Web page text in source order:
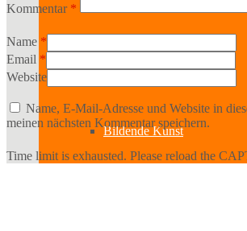
Bildende Kunst
Kommentar *
Name *
Email *
Website
Name, E-Mail-Adresse und Website in
meinen nächsten Kommentar speichern.
Time limit is exhausted. Please reload the